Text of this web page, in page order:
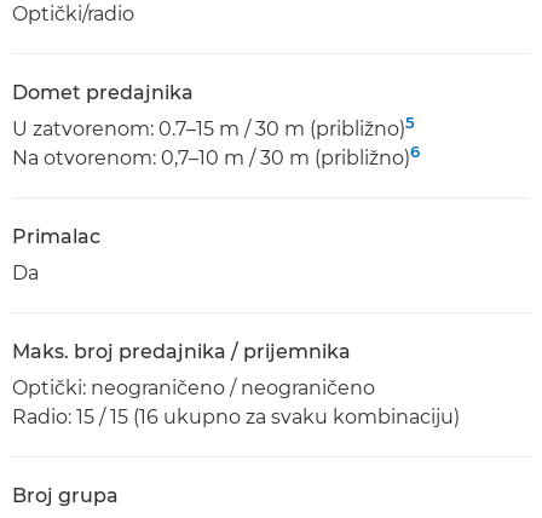
Optički/radio
Domet predajnika
U zatvorenom: 0.7–15 m / 30 m (približno)5
Na otvorenom: 0,7–10 m / 30 m (približno)6
Primalac
Da
Maks. broj predajnika / prijemnika
Optički: neograničeno / neograničeno
Radio: 15 / 15 (16 ukupno za svaku kombinaciju)
Broj grupa